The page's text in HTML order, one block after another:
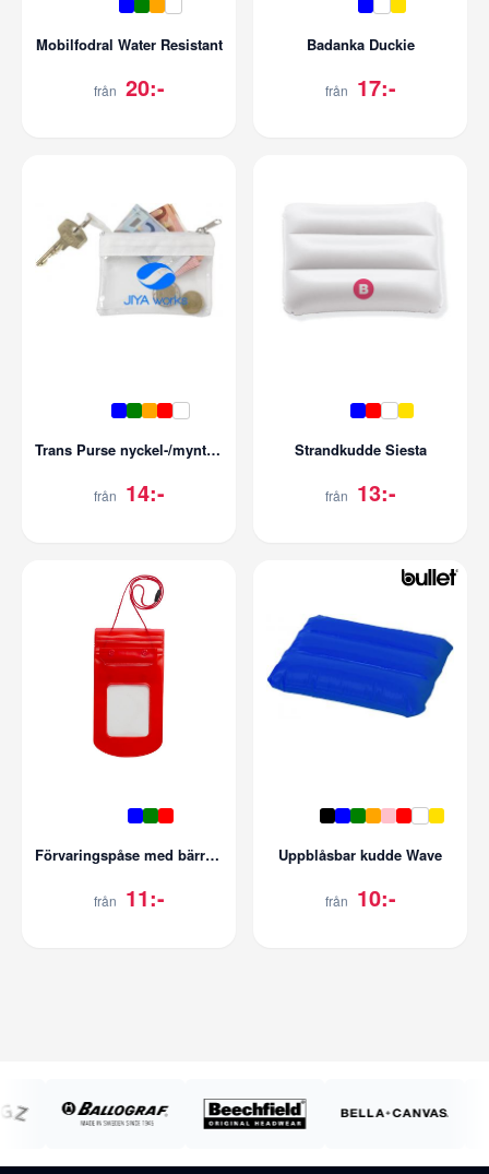
Mobilfodral Water Resistant
från 20:-
Badanka Duckie
från 17:-
Trans Purse nyckel-/myntpåse
från 14:-
Strandkudde Siesta
från 13:-
Förvaringspåse med bärrem
från 11:-
Uppblåsbar kudde Wave
från 10:-